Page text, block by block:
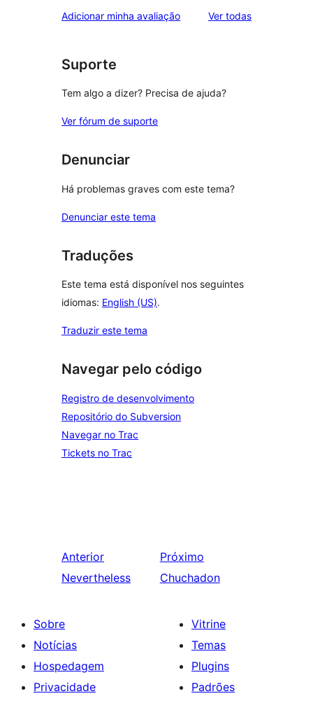
2
com
estrela
Adicionar minha avaliação Ver todasavaliações
Suporte
Tem algo a dizer? Precisa de ajuda?
Ver fórum de suporte
Denunciar
Há problemas graves com este tema?
Denunciar este tema
Traduções
Este tema está disponível nos seguintes
idiomas: English (US).
Traduzir este tema
Navegar pelo código
Registro de desenvolvimento
Repositório do Subversion
Navegar no Trac
Tickets no Trac
Anterior
Nevertheless
Próximo
Chuchadon
Sobre
Notícias
Hospedagem
Privacidade
Vitrine
Temas
Plugins
Padrões